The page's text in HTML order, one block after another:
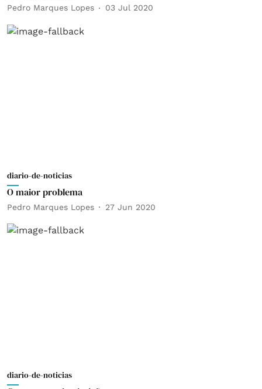
Pedro Marques Lopes 03 Jul 2020
diario-de-noticias
O maior problema
Pedro Marques Lopes 27 Jun 2020
diario-de-noticias